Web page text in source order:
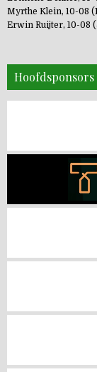
Myrthe Klein, 10-08
Erwin Ruijter, 10-08
Hoofdsponsors